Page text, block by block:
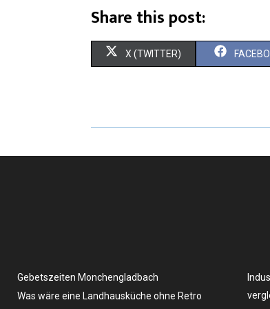
Share this post:
X (TWITTER)
Gebetszeiten Monchengladbach
Was wäre eine Landhausküche ohne Retro